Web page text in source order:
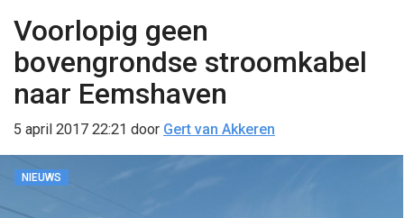
Voorlopig geen
bovengrondse stroomkabel
naar Eemshaven
5 april 2017 22:21 door Gert van Akkeren
NIEUWS